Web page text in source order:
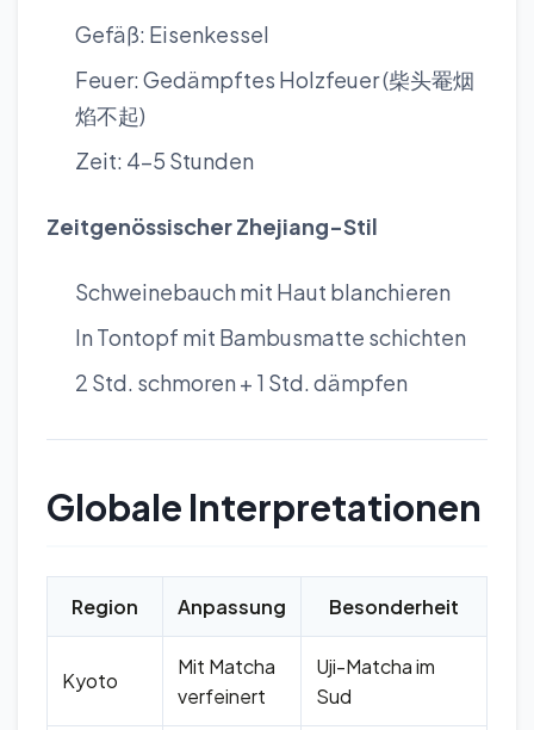
Gefäß: Eisenkessel
Feuer: Gedämpftes Holzfeuer (柴头罨烟
焰不起)
Zeit: 4–5 Stunden
Zeitgenössischer Zhejiang-Stil
Schweinebauch mit Haut blanchieren
In Tontopf mit Bambusmatte schichten
2 Std. schmoren + 1 Std. dämpfen
Globale Interpretationen
Region Anpassung Besonderheit
Kyoto
Mit Matcha
verfeinert
Uji-Matcha im
Sud